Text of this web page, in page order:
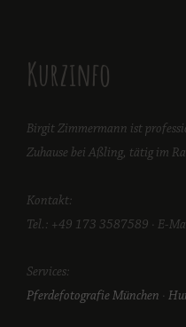
Kurzinfo
Birgit Zimmermann ist
Zuhause bei Aßling, tätig im
Kontakt:
Tel.: +49 173 3587589 · E-
Services:
Pferdefotografie München ·